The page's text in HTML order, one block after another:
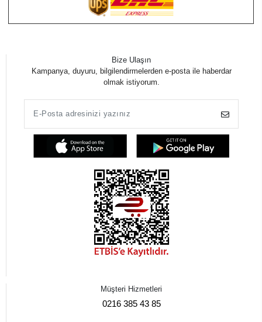
Bize Ulaşın
Kampanya, duyuru, bilgilendirmelerden e-posta ile haberdar
olmak istiyorum.
Müşteri Hizmetleri
0216 385 43 85